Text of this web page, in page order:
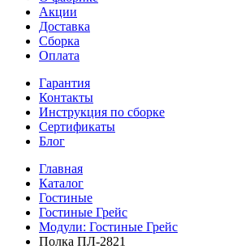
Акции
Доставка
Сборка
Оплата
Гарантия
Контакты
Инструкция по сборке
Сертификаты
Блог
Главная
Каталог
Гостиные
Гостиные Грейс
Модули: Гостиные Грейс
Полка ПЛ-2821